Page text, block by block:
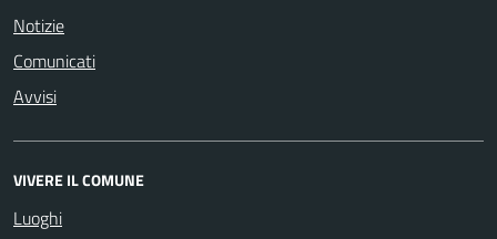
Notizie
Comunicati
Avvisi
VIVERE IL COMUNE
Luoghi